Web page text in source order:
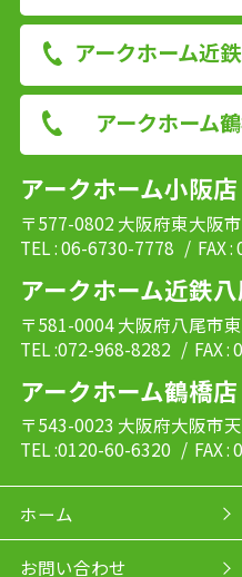
アークホーム近
アークホーム
アークホーム小阪店
〒577-0802 大阪府東大阪
TEL : 06-6730-7778 / FAX
アークホーム近鉄
〒581-0004 大阪府八尾市
TEL :072-968-8282 / FAX :
アークホーム鶴橋店
〒543-0023 大阪府大阪市
TEL :0120-60-6320 / FAX :
ホーム
お問い合わせ